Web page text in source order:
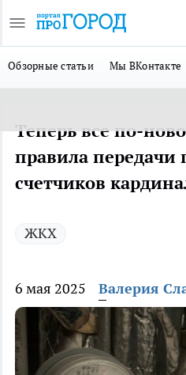
Обзорные статьи Мы ВКонтакте
Теперь все по-
правила передачи
счетчиков
ЖКХ
6 мая 2025 Валерия